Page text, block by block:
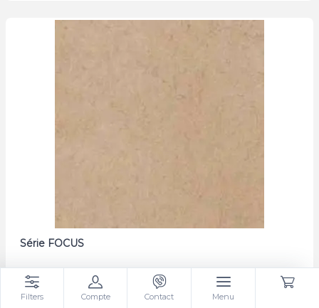
Série FOCUS
Filters Compte Contact Menu